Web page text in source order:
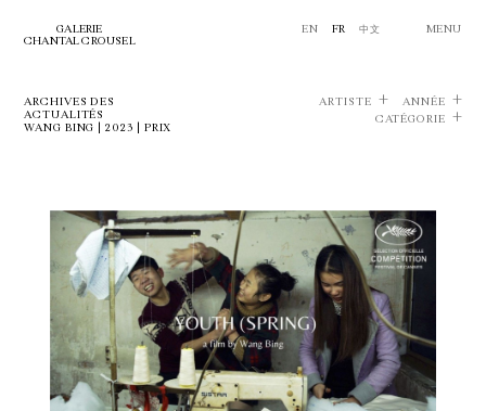
GALERIE
CHANTAL CROUSEL
EN FR 中文 MENU
ARCHIVES DES
ACTUALITÉS
WANG BING | 2023 | PRIX
ARTISTE
ANNÉE
CATÉGORIE